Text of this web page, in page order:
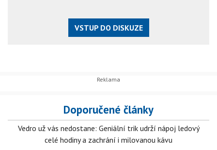
VSTUP DO DISKUZE
Doporučené články
Vedro už vás nedostane: Geniální trik udrží nápoj ledový
celé hodiny a zachrání i milovanou kávu